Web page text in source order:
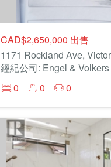
CAD$2,650,000 出售
1171 Rockland Ave,
經紀公司: Engel &
0
0 0